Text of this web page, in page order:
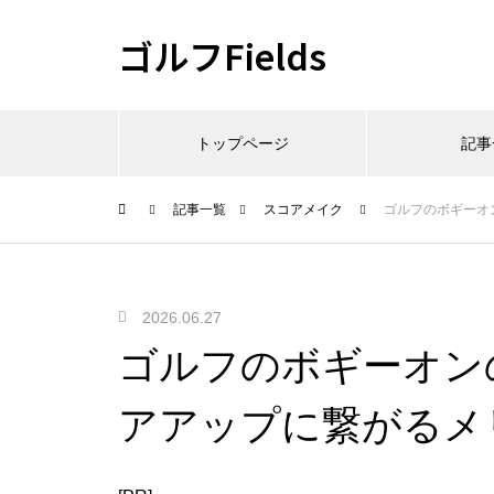
ゴルフFields
トップページ 記
記事一覧 スコアメイク ゴルフのボギー
2026.06.27
ゴルフのボギーオ
アアップに繋がるメ